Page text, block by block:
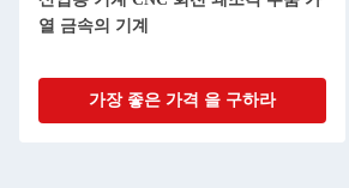
열 금속의 기계
가장 좋은 가격 을 구하라